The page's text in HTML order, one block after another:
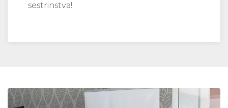
sestrinstva!.